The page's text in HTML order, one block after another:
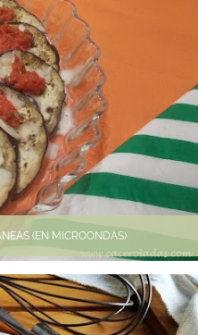
(EN MICROONDAS)